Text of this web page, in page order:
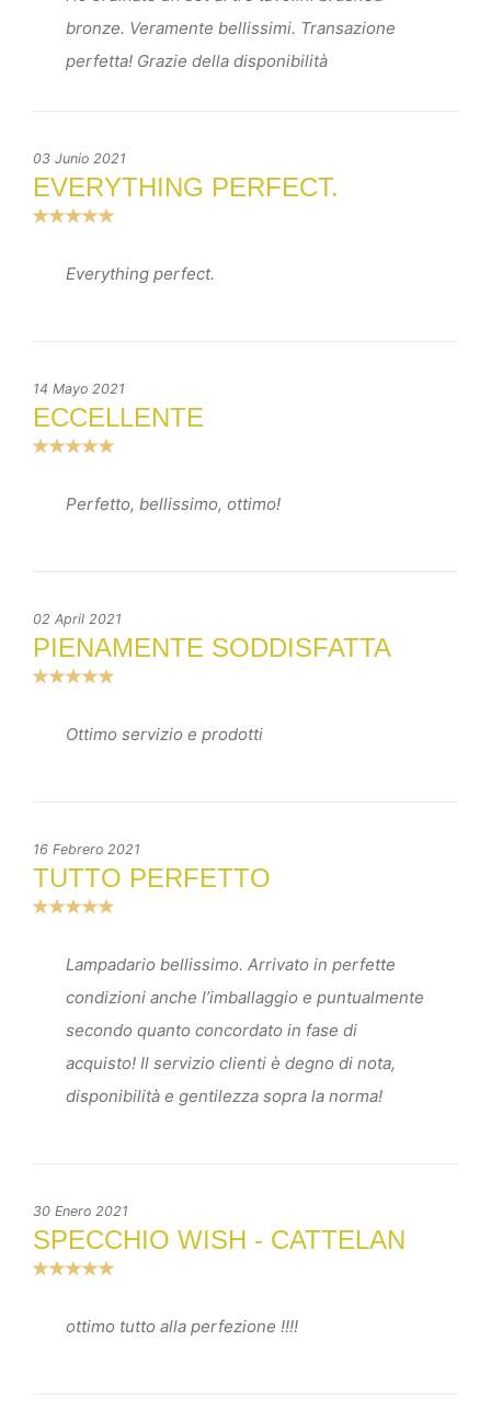
bronze. Veramente bellissimi. Transazione
perfetta! Grazie della disponibilità
03 Junio 2021
EVERYTHING PERFECT.
Everything perfect.
14 Mayo 2021
ECCELLENTE
Perfetto, bellissimo, ottimo!
02 April 2021
PIENAMENTE SODDISFATTA
Ottimo servizio e prodotti
16 Febrero 2021
TUTTO PERFETTO
Lampadario bellissimo. Arrivato in perfette
condizioni anche l’imballaggio e puntualmente
secondo quanto concordato in fase di
acquisto! Il servizio clienti è degno di nota,
disponibilità e gentilezza sopra la norma!
30 Enero 2021
SPECCHIO WISH - CATTELAN
ottimo tutto alla perfezione !!!!